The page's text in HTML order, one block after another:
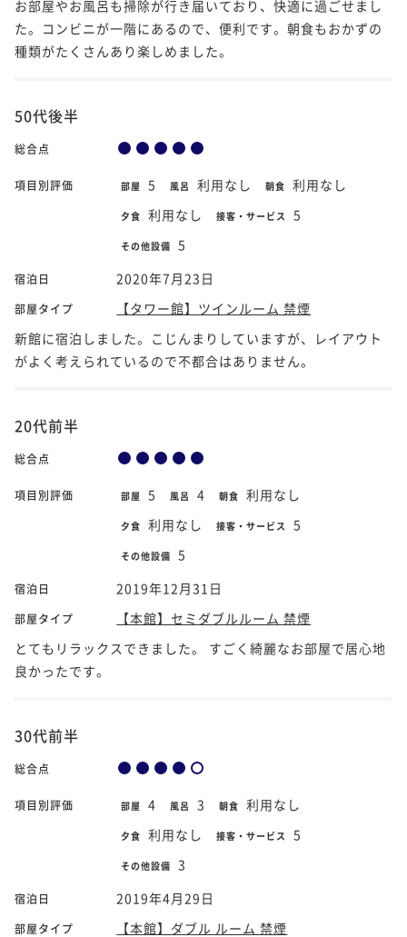
お部屋やお風呂も掃除が行き届いており、快適に過ごせまし
た。コンビニが一階にあるので、便利です。朝食もおかずの
種類がたくさんあり楽しめました。
50代後半
総合点
項目別評価 部屋 5 風呂 利用なし 朝食 利用なし
夕食 利用なし 接客・サービス 5
その他設備 5
宿泊日 2020年7月23日
部屋タイプ
【タワー館】ツインルーム 禁煙
新館に宿泊しました。こじんまりしていますが、レイアウト
がよく考えられているので不都合はありません。
20代前半
総合点
項目別評価 部屋 5 風呂 4 朝食 利用なし
夕食 利用なし 接客・サービス 5
その他設備 5
宿泊日 2019年12月31日
部屋タイプ
【本館】セミダブルルーム 禁煙
とてもリラックスできました。 すごく綺麗なお部屋で居心地
良かったです。
30代前半
総合点
項目別評価 部屋 4 風呂 3 朝食 利用なし
夕食 利用なし 接客・サービス 5
その他設備 3
宿泊日 2019年4月29日
部屋タイプ
【本館】ダブル ルーム 禁煙